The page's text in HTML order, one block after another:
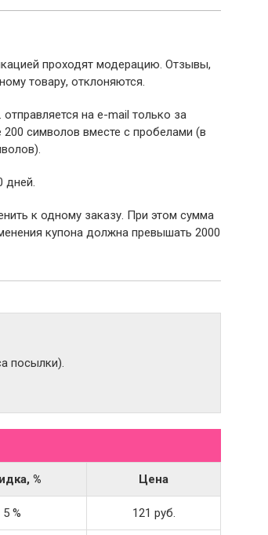
проходят модерацию. Отзывы,
товару, отклоняются.
на e-mail только за
символов вместе с пробелами (в
дней.
к одному заказу. При этом сумма
купона должна превышать 2000
посылки).
% Цена
5 % 121 руб.